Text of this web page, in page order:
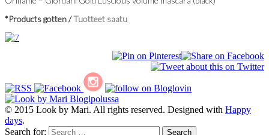
*Products gotten /Tuotteet saatu
© 2015 Look by Mari. All rights reserved. Designed with Happy
days.
Search for: